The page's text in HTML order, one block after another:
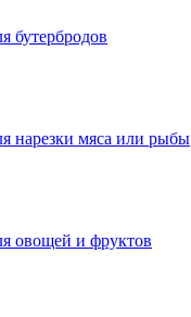
бутербродов
нарезки мяса или рыбы
овощей и фруктов